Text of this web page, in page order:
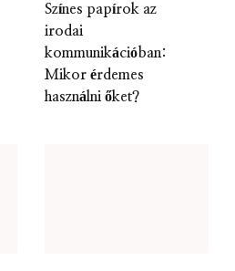
Színes papírok az
irodai
kommunikációban:
Mikor érdemes
használni őket?